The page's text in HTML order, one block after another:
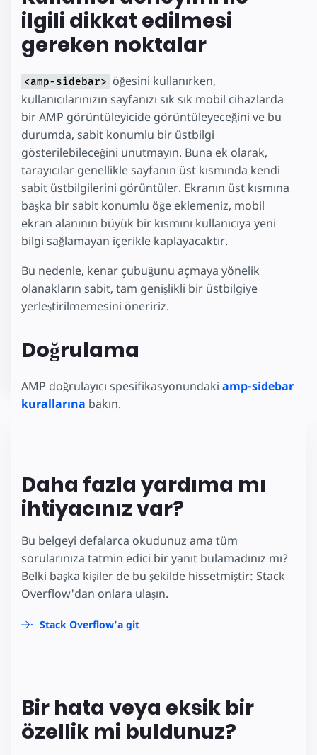
ilgili dikkat edilmesi
gereken noktalar
<amp-sidebar> öğesini kullanırken,
kullanıcılarınızın sayfanızı sık sık mobil cihazlarda
bir AMP görüntüleyicide görüntüleyeceğini ve bu
durumda, sabit konumlu bir üstbilgi
gösterilebileceğini unutmayın. Buna ek olarak,
tarayıcılar genellikle sayfanın üst kısmında kendi
sabit üstbilgilerini görüntüler. Ekranın üst kısmına
başka bir sabit konumlu öğe eklemeniz, mobil
ekran alanının büyük bir kısmını kullanıcıya yeni
bilgi sağlamayan içerikle kaplayacaktır.
Bu nedenle, kenar çubuğunu açmaya yönelik
olanakların sabit, tam genişlikli bir üstbilgiye
yerleştirilmemesini öneririz.
Doğrulama
AMP doğrulayıcı spesifikasyonundaki amp-sidebar
kurallarına bakın.
Daha fazla yardıma mı
ihtiyacınız var?
Bu belgeyi defalarca okudunuz ama tüm
sorularınıza tatmin edici bir yanıt bulamadınız mı?
Belki başka kişiler de bu şekilde hissetmiştir: Stack
Overflow'dan onlara ulaşın.
Stack Overflow'a git
Bir hata veya eksik bir
özellik mi buldunuz?